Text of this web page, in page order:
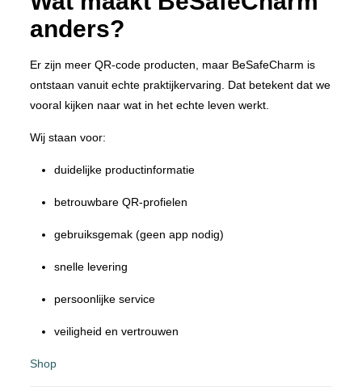
anders?
Er zijn meer QR-code producten, maar BeSafeCharm is
ontstaan vanuit echte praktijkervaring. Dat betekent dat we
vooral kijken naar wat in het echte leven werkt.
Wij staan voor:
duidelijke productinformatie
betrouwbare QR-profielen
gebruiksgemak (geen app nodig)
snelle levering
persoonlijke service
veiligheid en vertrouwen
Shop